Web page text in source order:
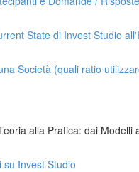
State di Invest Studio
Società (quali ratio
alla Pratica: dai Modelli
Invest Studio